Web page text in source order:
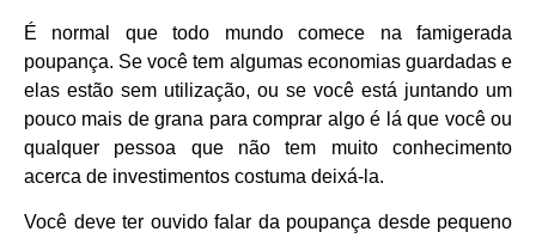
É normal que todo mundo comece na famigerada
poupança. Se você tem algumas economias guardadas e
elas estão sem utilização, ou se você está juntando um
pouco mais de grana para comprar algo é lá que você ou
qualquer pessoa que não tem muito conhecimento
acerca de investimentos costuma deixá-la.
Você deve ter ouvido falar da poupança desde pequeno